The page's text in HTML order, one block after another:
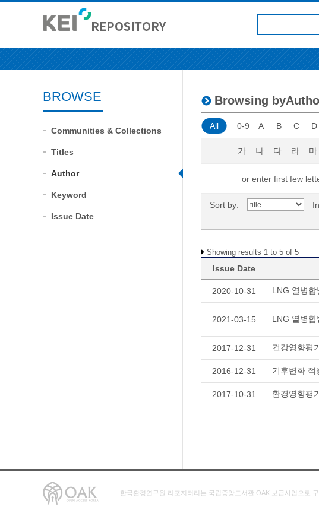
BROWSE
Communities & Collections
Titles
Author
Keyword
Issue Date
Browsing
All 0-9 A B C D
가 나 다 라 마
or enter first few
Sort by:
Showing results 1 to 5 of 5
Issue Date
2020-10-31 LNG 열병
2021-03-15 LNG 열병
2017-12-31 건강영향평
2016-12-31 기후변화 적
2017-10-31 환경영향평
한국환경연구원 리포지터리는 국립중앙도서관 OAK 보급사업으로